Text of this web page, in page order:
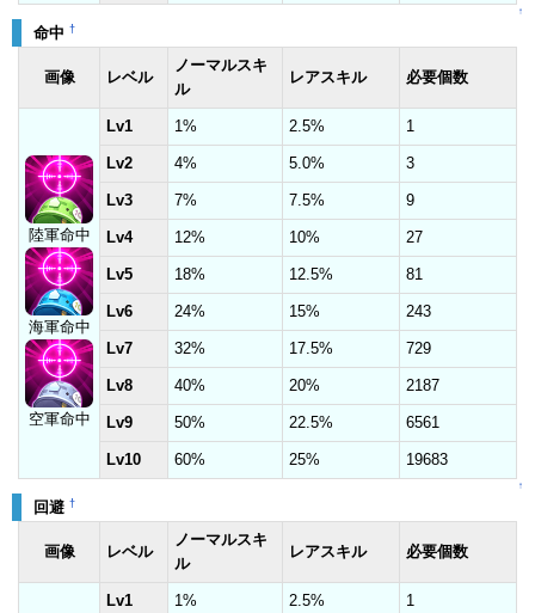
↑
命中 †
画像 レベル
ノーマルスキ
ル
レアスキル 必要個数
陸軍命中
海軍命中
空軍命中
Lv1 1% 2.5% 1
Lv2 4% 5.0% 3
Lv3 7% 7.5% 9
Lv4 12% 10% 27
Lv5 18% 12.5% 81
Lv6 24% 15% 243
Lv7 32% 17.5% 729
Lv8 40% 20% 2187
Lv9 50% 22.5% 6561
Lv10 60% 25% 19683
↑
回避 †
画像 レベル
ノーマルスキ
ル
レアスキル 必要個数
Lv1 1% 2.5% 1